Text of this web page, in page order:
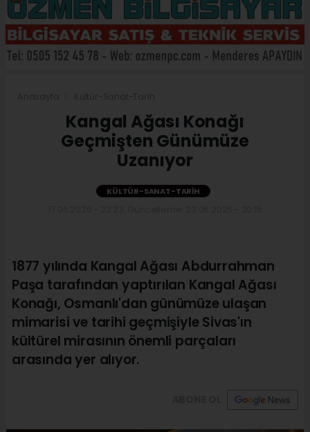
Kangal Ağası Konağı
Geçmişten Günümüze
Uzanıyor
KÜLTÜR-SANAT-TARIH
1877 yılında Kangal Ağası Abdurrahman
Paşa tarafından yaptırılan Kangal Ağası
Konağı, Osmanlı'dan günümüze ulaşan
mimarisi ve tarihi geçmişiyle Sivas'ın
kültürel mirasının önemli parçaları
arasında yer alıyor.